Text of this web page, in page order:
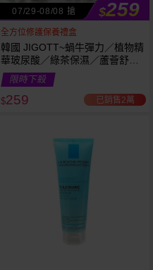
07/29-08/08 搶 $259
全方位修護保養禮盒
韓國 JIGOTT~蝸牛彈力／植物精
華玻尿酸／綠茶保濕／蘆薈舒緩
修復 禮盒(5件組) 款式可選 化妝
水+乳液+面霜
限時下殺
$259 已銷售2萬